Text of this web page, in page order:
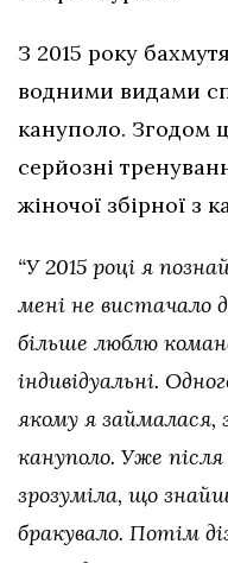
З 2015 року
водними видами
кануполо. Згодом
серйозні
жіночої збірної з
“У 2015 році я
мені не вистачало
більше люблю
індивідуальні.
якому я займалася,
кануполо. Уже
зрозуміла, що
бракувало. Потім